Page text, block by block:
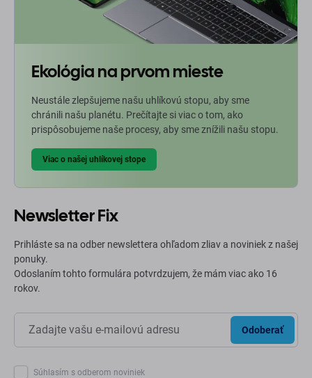
Ekológia na prvom mieste
Neustále zlepšujeme našu uhlíkovú stopu, aby sme
chránili našu planétu. Prečítajte si viac o tom, ako
prispôsobujeme naše procesy, aby sme znížili našu stopu.
Viac o našej uhlíkovej stope
Newsletter Fix
Prihláste sa na odber newslettera ohľadom zliav a noviniek z našej
ponuky.
Odoslaním tohto formulára potvrdzujem, že mám viac ako 16
rokov.
Odoberať
Súhlasím s odberom noviniek